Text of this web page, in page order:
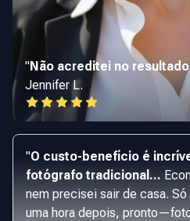
"Não acreditei no
Jennifer L.
"O custo-benefício é
fotógrafo tradicional...
nem precisei sair de casa.
uma hora depois,